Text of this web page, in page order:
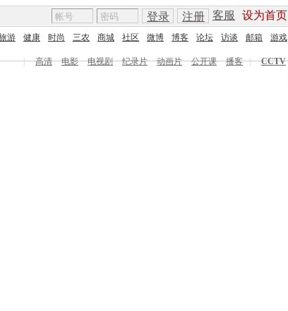
客服 设为首页
登录 注册
游 健康 时尚 三农 商城 社区 微博 博客 论坛 访谈 邮箱 游戏
| 高清 电影 电视剧 纪录片 动画片 公开课 播客 |
CCTV